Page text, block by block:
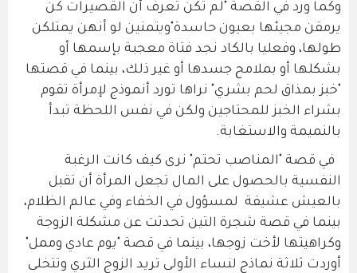
وكما ورد في القصة "لم تكن تعرف أن القصيرات كن
يرمقن مجيئها بعيون حاسدة"ويتمنين لو أنهن يمتلكن
طولها، وفعليا بالكاد نجد فتاة معجبة بإسمها أو
بشكلها أو بملامح جسدها أو غير ذلك، بينما في قصتها
"خبز بمذاق لحم بشري" نراها تورد أنموذج لإمرأة تقوم
بشراء الخبز للمحتاجين ولكن في نفس اللحظة تبدأ
بالنميمة والاستغابة.
في قصة "المناصب تحتم" نرى كيف كانت الرغبة
النفسية بالحصول على المال تجعل المرأة أن تقبل
بالعيش عشيقة لمسؤول في الخفاء وفي عالم الظلام،
بينما في قصة شجرة التين تحدثت عن مشكلة الزوجة
وكراهيتها لأخت زوجها، بينما في قصة "يوم عادي وممل"
أوردت ثلاثة نماذج لنساء الأولى تريد الزوج الثري وتتخلى